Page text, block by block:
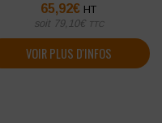
65,92€ HT
soit 79,10€ TTC
VOIR PLUS D'INFOS